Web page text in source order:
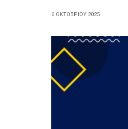
6 ΟΚΤΩΒΡΊΟΥ 2025